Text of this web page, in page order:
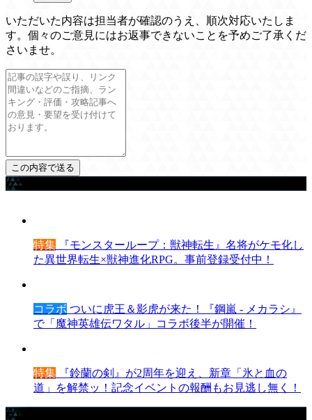
いただいた内容は担当者が確認のうえ、順次対応いたしま
す。個々のご意見にはお返事できないことを予めご了承くだ
さいませ。
ゲームを探す
特集 『モンスターループ：獣神転生』名将がケモ化し
た異世界転生×獣神進化RPG。事前登録受付中！
コラボ ついに虎王＆影虎が来た！『鋼嵐 - メカラシ』
で「魔神英雄伝ワタル」コラボ後半が開催！
特集 『鈴蘭の剣』が2周年を迎え、新章「氷と血の
道」を解禁ッ！記念イベントの報酬もお見逃し無く！
攻略記事ランキング